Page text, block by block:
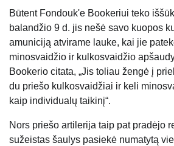
Būtent Fondouk'e Bookeriui teko
balandžio 9 d. jis nešė savo kuopos
amuniciją atvirame lauke, kai jie
minosvaidžio ir kulkosvaidžio
Bookerio citata, „Jis toliau žengė į
du priešo kulkosvaidžiai ir keli
kaip individualų taikinį“.
Nors priešo artilerija taip pat pradėjo
sužeistas šaulys pasiekė numatytą